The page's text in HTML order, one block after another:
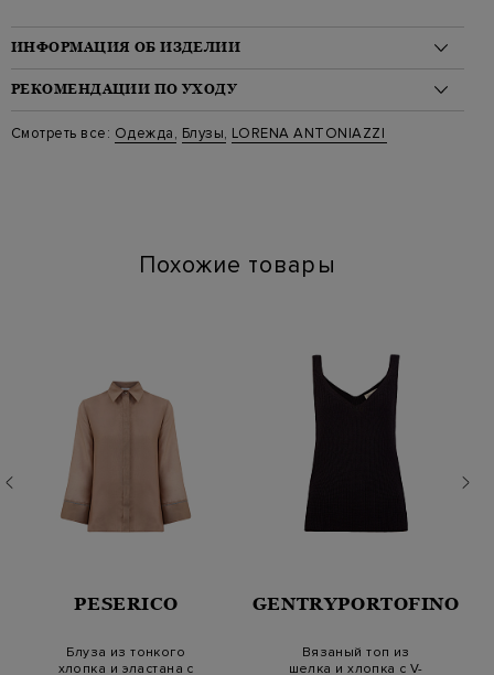
ИНФОРМАЦИЯ ОБ ИЗДЕЛИИ
Материал: шерсть 100%
На модели: 175/81/61/91 на модели размер 40
Цвет: Синий
Артикул: a2463ca01o 0590
РЕКОМЕНДАЦИИ ПО УХОДУ
Стирка: Стирка запрещена
Отбеливание: Отбеливание запрещено
Смотреть все: Одежда, Блузы, LORENA ANTONIAZZI
Похожие товары
PESERICO
Блуза из тонкого
хлопка и эластана с
GENTRYPORTOFINO
Вязаный топ из
шелка и хлопка с V-